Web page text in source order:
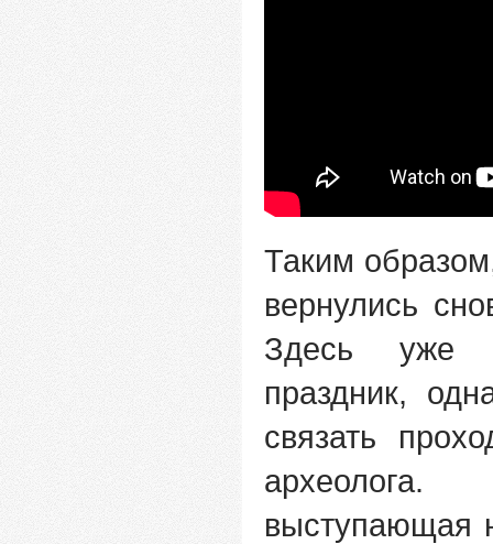
Таким
вернулись
Здесь уже
праздник,
связать
выступающая